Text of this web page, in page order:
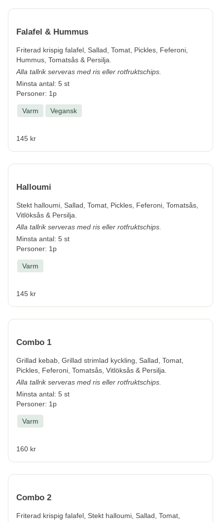
Falafel & Hummus
Friterad krispig falafel, Sallad, Tomat, Pickles, Feferoni,
Hummus, Tomatsås & Persilja.
Alla tallrik serveras med ris eller rotfruktschips.
Minsta antal: 5 st
Personer: 1p
Varm Vegansk
145 kr
Halloumi
Stekt halloumi, Sallad, Tomat, Pickles, Feferoni, Tomatsås,
Vitlöksås & Persilja.
Alla tallrik serveras med ris eller rotfruktschips.
Minsta antal: 5 st
Personer: 1p
Varm
145 kr
Combo 1
Grillad kebab, Grillad strimlad kyckling, Sallad, Tomat,
Pickles, Feferoni, Tomatsås, Vitlöksås & Persilja.
Alla tallrik serveras med ris eller rotfruktschips.
Minsta antal: 5 st
Personer: 1p
Varm
160 kr
Combo 2
Friterad krispig falafel, Stekt halloumi, Sallad, Tomat,